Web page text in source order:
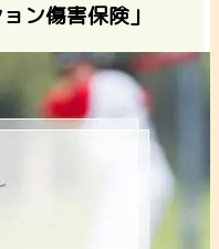
ン傷害保険」